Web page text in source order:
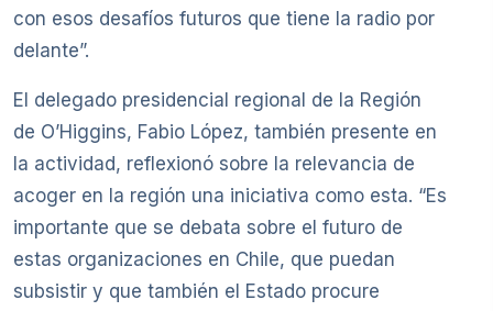
con esos desafíos futuros que tiene la radio por
delante”.
El delegado presidencial regional de la Región
de O’Higgins, Fabio López, también presente en
la actividad, reflexionó sobre la relevancia de
acoger en la región una iniciativa como esta. “Es
importante que se debata sobre el futuro de
estas organizaciones en Chile, que puedan
subsistir y que también el Estado procure